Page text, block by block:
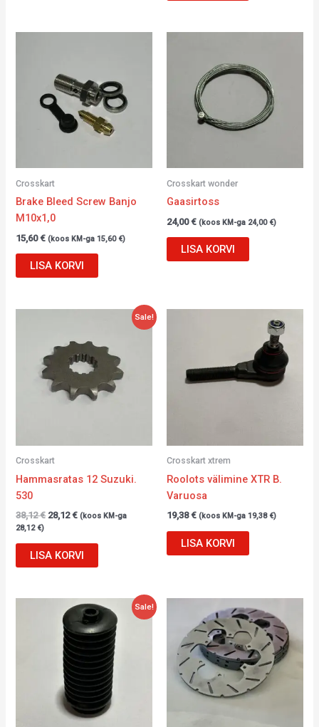
Crosskart
Brake Bleed Screw Banjo
M10x1,0
15,60€ (koos KM-ga15,60 €)
LISA KORVI
Crosskart wonder
Gaasirtoss
24,00€ (koos KM-ga 24,00 €)
LISA KORVI
Sale!
Crosskart
Hammasratas 12 Suzuki.
530
38,12€
38,12 €.
28,12€
28,12 €.
(koos KM-ga
28,12 €)
LISA KORVI
Crosskart xtrem
Roolots välimine XTR B.
Varuosa
19,38€ (koos KM-ga 19,38 €)
LISA KORVI
Sale!
hind
22,55 €.
Current
price
is:
19,00 €.